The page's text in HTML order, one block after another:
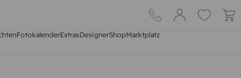
FotokalenderExtrasDesignerShopMarktplatz